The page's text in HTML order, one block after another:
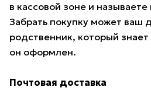
в кассовой зоне и
Забрать покупку может ваш
родственник, который
он оформлен.
Почтовая доставка